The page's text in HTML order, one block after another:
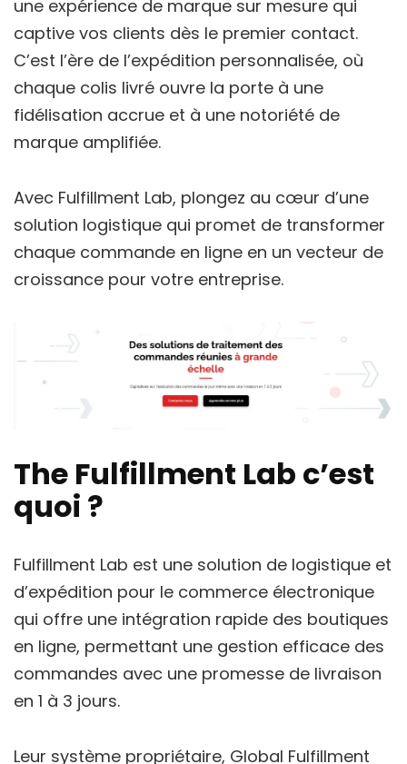
une expérience de marque sur mesure qui
captive vos clients dès le premier contact.
C’est l’ère de l’expédition personnalisée, où
chaque colis livré ouvre la porte à une
fidélisation accrue et à une notoriété de
marque amplifiée.
Avec Fulfillment Lab, plongez au cœur d’une
solution logistique qui promet de transformer
chaque commande en ligne en un vecteur de
croissance pour votre entreprise.
The Fulfillment Lab c’est
quoi ?
Fulfillment Lab est une solution de logistique et
d’expédition pour le commerce électronique
qui offre une intégration rapide des boutiques
en ligne, permettant une gestion efficace des
commandes avec une promesse de livraison
en 1 à 3 jours.
Leur système propriétaire, Global Fulfillment